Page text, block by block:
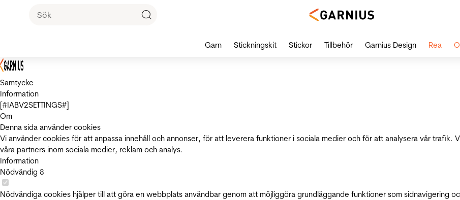
Samtycke
Information
[#IABV2SETTINGS#]
Om
Denna sida använder cookies
Vi använder cookies för att anpassa innehåll och annonser, för att leverera funktioner i sociala medier och för att analysera vår trafik.
våra partners inom sociala medier, reklam och analys.
Information
Nödvändig 8
Nödvändiga cookies hjälper till att göra en webbplats användbar genom att möjliggöra grundläggande funktioner som sidnavigering
Garn Stickningskit Stickor Tillbehör Garnius Design Rea